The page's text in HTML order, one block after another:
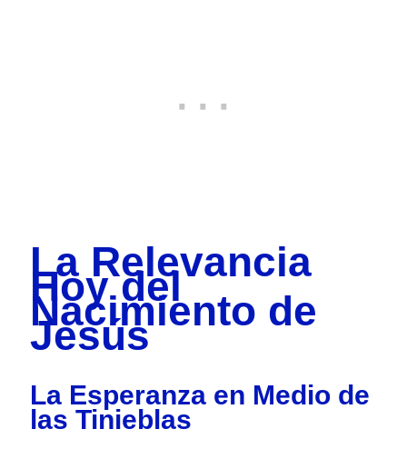
La Relevancia
Hoy del
Nacimiento de
Jesús
La Esperanza en Medio de
las Tinieblas